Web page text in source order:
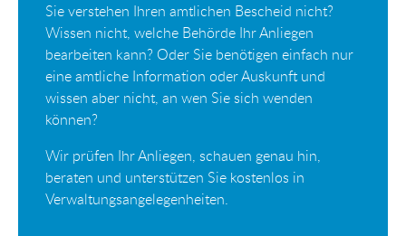
Sie verstehen Ihren amtlichen Bescheid nicht?
Wissen nicht, welche Behörde Ihr Anliegen
bearbeiten kann? Oder Sie benötigen einfach nur
eine amtliche Information oder Auskunft und
wissen aber nicht, an wen Sie sich wenden
können?
Wir prüfen Ihr Anliegen, schauen genau hin,
beraten und unterstützen Sie kostenlos in
Verwaltungsangelegenheiten.